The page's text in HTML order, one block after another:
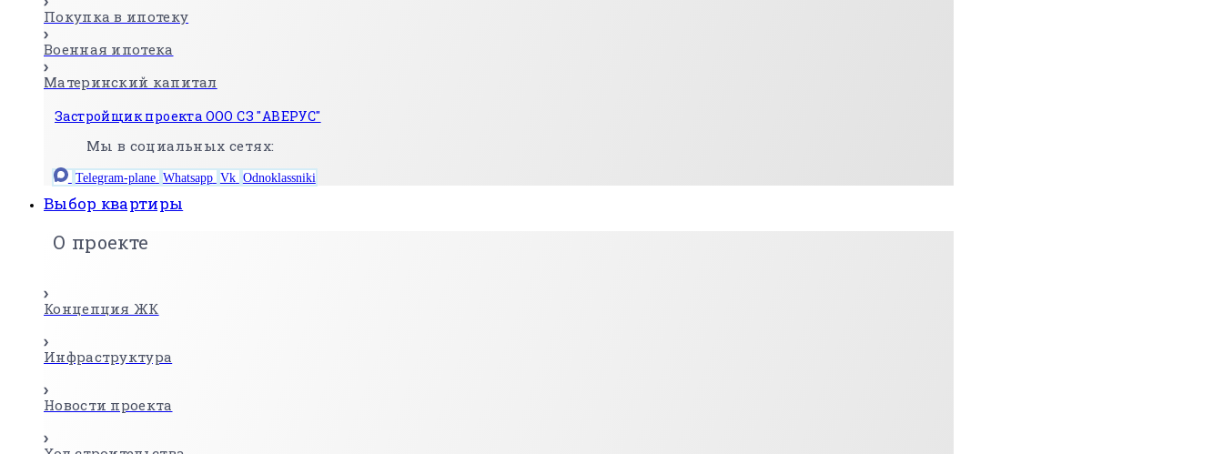
Покупка в ипотеку
Военная ипотека
Материнский капитал
Застройщик проекта ООО СЗ "АВЕРУС"
Мы в социальных сетях:
Telegram-plane Whatsapp Vk Odnoklassniki
Выбор квартиры
О проекте
Концепция ЖК
Инфраструктура
Новости проекта